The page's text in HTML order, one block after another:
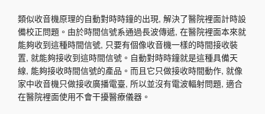
類似收音機原理的自動對時時鐘的出現, 解決了醫院裡面計時設
備校正問題。由於時間信號系通過長波傳遞, 在醫院裡面本來就
能夠收到這種時間信號, 只要有個像收音機一樣的時間接收裝
置, 就能夠接收到這時間信號。自動對時時鐘就是這種具備天
線, 能夠接收時間信號的產品。而且它只做接收時間動作, 就像
家中收音機只做接收廣播電臺, 所以並沒有電波輻射問題, 適合
在醫院裡面使用不會干擾醫療儀器。